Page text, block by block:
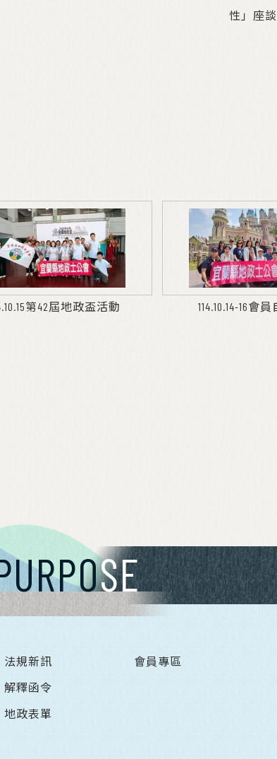
性」座
第42屆地政盃活動 114.10.14-16會
SE
法規新訊
解釋函令
地政表單
會員專區